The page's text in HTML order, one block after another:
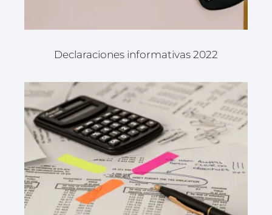
Declaraciones informativas 2022